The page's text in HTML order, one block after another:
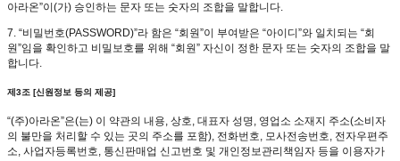
아라온”이(가) 승인하는 문자 또는 숫자의 조합을 말합니다.
7. “비밀번호(PASSWORD)”라 함은 “회원”이 부여받은 “아이디”와 일치되는 “회
원”임을 확인하고 비밀보호를 위해 “회원” 자신이 정한 문자 또는 숫자의 조합을 말
합니다.
제3조 [신원정보 등의 제공]
“(주)아라온”은(는) 이 약관의 내용, 상호, 대표자 성명, 영업소 소재지 주소(소비자
의 불만을 처리할 수 있는 곳의 주소를 포함), 전화번호, 모사전송번호, 전자우편주
소, 사업자등록번호, 통신판매업 신고번호 및 개인정보관리책임자 등을 이용자가